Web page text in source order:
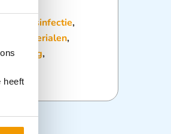
heeft
Desinfectie,
,
,